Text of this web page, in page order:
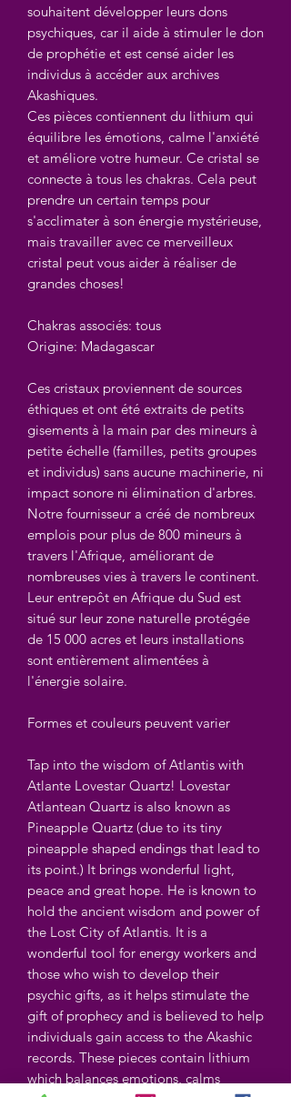
souhaitent développer leurs dons
psychiques, car il aide à stimuler le don
de prophétie et est censé aider les
individus à accéder aux archives
Akashiques.
Ces pièces contiennent du lithium qui
équilibre les émotions, calme l'anxiété
et améliore votre humeur. Ce cristal se
connecte à tous les chakras. Cela peut
prendre un certain temps pour
s'acclimater à son énergie mystérieuse,
mais travailler avec ce merveilleux
cristal peut vous aider à réaliser de
grandes choses!
Chakras associés: tous
Origine: Madagascar
Ces cristaux proviennent de sources
éthiques et ont été extraits de petits
gisements à la main par des mineurs à
petite échelle (familles, petits groupes
et individus) sans aucune machinerie, ni
impact sonore ni élimination d'arbres.
Notre fournisseur a créé de nombreux
emplois pour plus de 800 mineurs à
travers l'Afrique, améliorant de
nombreuses vies à travers le continent.
Leur entrepôt en Afrique du Sud est
situé sur leur zone naturelle protégée
de 15 000 acres et leurs installations
sont entièrement alimentées à
l'énergie solaire.
Formes et couleurs peuvent varier
Tap into the wisdom of Atlantis with
Atlante Lovestar Quartz! Lovestar
Atlantean Quartz is also known as
Pineapple Quartz (due to its tiny
pineapple shaped endings that lead to
its point.) It brings wonderful light,
peace and great hope. He is known to
hold the ancient wisdom and power of
the Lost City of Atlantis. It is a
wonderful tool for energy workers and
those who wish to develop their
psychic gifts, as it helps stimulate the
gift of prophecy and is believed to help
individuals gain access to the Akashic
records. These pieces contain lithium
which balances emotions, calms